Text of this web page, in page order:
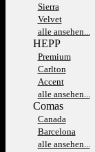
Sierra
Velvet
alle ansehen...
HEPP
Premium
Carlton
Accent
alle ansehen...
Comas
Canada
Barcelona
alle ansehen...